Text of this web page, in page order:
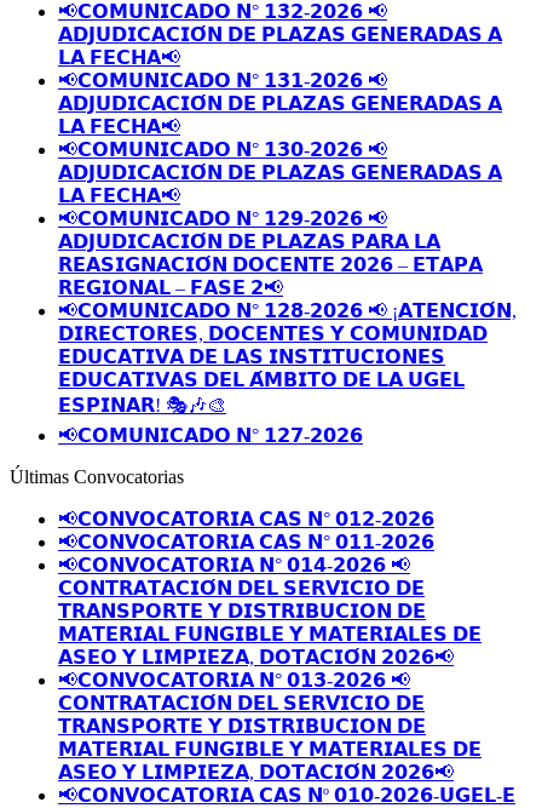
📢𝗖𝗢𝗠𝗨𝗡𝗜𝗖𝗔𝗗𝗢 𝗡° 𝟭𝟯𝟮-𝟮𝟬𝟮𝟲 📢
𝗔𝗗𝗝𝗨𝗗𝗜𝗖𝗔𝗖𝗜𝗢́𝗡 𝗗𝗘 𝗣𝗟𝗔𝗭𝗔𝗦 𝗚𝗘𝗡𝗘𝗥𝗔𝗗𝗔𝗦 𝗔
𝗟𝗔 𝗙𝗘𝗖𝗛𝗔📢
📢𝗖𝗢𝗠𝗨𝗡𝗜𝗖𝗔𝗗𝗢 𝗡° 𝟭𝟯𝟭-𝟮𝟬𝟮𝟲 📢
𝗔𝗗𝗝𝗨𝗗𝗜𝗖𝗔𝗖𝗜𝗢́𝗡 𝗗𝗘 𝗣𝗟𝗔𝗭𝗔𝗦 𝗚𝗘𝗡𝗘𝗥𝗔𝗗𝗔𝗦 𝗔
𝗟𝗔 𝗙𝗘𝗖𝗛𝗔📢
📢𝗖𝗢𝗠𝗨𝗡𝗜𝗖𝗔𝗗𝗢 𝗡° 𝟭𝟯𝟬-𝟮𝟬𝟮𝟲 📢
𝗔𝗗𝗝𝗨𝗗𝗜𝗖𝗔𝗖𝗜𝗢́𝗡 𝗗𝗘 𝗣𝗟𝗔𝗭𝗔𝗦 𝗚𝗘𝗡𝗘𝗥𝗔𝗗𝗔𝗦 𝗔
𝗟𝗔 𝗙𝗘𝗖𝗛𝗔📢
📢𝗖𝗢𝗠𝗨𝗡𝗜𝗖𝗔𝗗𝗢 𝗡° 𝟭𝟮𝟵-𝟮𝟬𝟮𝟲 📢
𝗔𝗗𝗝𝗨𝗗𝗜𝗖𝗔𝗖𝗜𝗢́𝗡 𝗗𝗘 𝗣𝗟𝗔𝗭𝗔𝗦 𝗣𝗔𝗥𝗔 𝗟𝗔
𝗥𝗘𝗔𝗦𝗜𝗚𝗡𝗔𝗖𝗜𝗢́𝗡 𝗗𝗢𝗖𝗘𝗡𝗧𝗘 𝟮𝟬𝟮𝟲 – 𝗘𝗧𝗔𝗣𝗔
𝗥𝗘𝗚𝗜𝗢𝗡𝗔𝗟 – 𝗙𝗔𝗦𝗘 𝟮📢
📢𝗖𝗢𝗠𝗨𝗡𝗜𝗖𝗔𝗗𝗢 𝗡° 𝟭𝟮𝟴-𝟮𝟬𝟮𝟲 📢 ¡𝗔𝗧𝗘𝗡𝗖𝗜𝗢́𝗡,
𝗗𝗜𝗥𝗘𝗖𝗧𝗢𝗥𝗘𝗦, 𝗗𝗢𝗖𝗘𝗡𝗧𝗘𝗦 𝗬 𝗖𝗢𝗠𝗨𝗡𝗜𝗗𝗔𝗗
𝗘𝗗𝗨𝗖𝗔𝗧𝗜𝗩𝗔 𝗗𝗘 𝗟𝗔𝗦 𝗜𝗡𝗦𝗧𝗜𝗧𝗨𝗖𝗜𝗢𝗡𝗘𝗦
𝗘𝗗𝗨𝗖𝗔𝗧𝗜𝗩𝗔𝗦 𝗗𝗘𝗟 𝗔́𝗠𝗕𝗜𝗧𝗢 𝗗𝗘 𝗟𝗔 𝗨𝗚𝗘𝗟
𝗘𝗦𝗣𝗜𝗡𝗔𝗥! 🎭🎶🎨
📢𝗖𝗢𝗠𝗨𝗡𝗜𝗖𝗔𝗗𝗢 𝗡° 𝟭𝟮𝟳-𝟮𝟬𝟮𝟲
Últimas Convocatorias
📢𝗖𝗢𝗡𝗩𝗢𝗖𝗔𝗧𝗢𝗥𝗜𝗔 𝗖𝗔𝗦 𝗡° 𝟬𝟭𝟮-𝟮𝟬𝟮𝟲
📢𝗖𝗢𝗡𝗩𝗢𝗖𝗔𝗧𝗢𝗥𝗜𝗔 𝗖𝗔𝗦 𝗡° 𝟬𝟭𝟭-𝟮𝟬𝟮𝟲
📢𝗖𝗢𝗡𝗩𝗢𝗖𝗔𝗧𝗢𝗥𝗜𝗔 𝗡° 𝟬𝟭𝟰-𝟮𝟬𝟮𝟲 📢
𝗖𝗢𝗡𝗧𝗥𝗔𝗧𝗔𝗖𝗜𝗢́𝗡 𝗗𝗘𝗟 𝗦𝗘𝗥𝗩𝗜𝗖𝗜𝗢 𝗗𝗘
𝗧𝗥𝗔𝗡𝗦𝗣𝗢𝗥𝗧𝗘 𝗬 𝗗𝗜𝗦𝗧𝗥𝗜𝗕𝗨𝗖𝗜𝗢𝗡 𝗗𝗘
𝗠𝗔𝗧𝗘𝗥𝗜𝗔𝗟 𝗙𝗨𝗡𝗚𝗜𝗕𝗟𝗘 𝗬 𝗠𝗔𝗧𝗘𝗥𝗜𝗔𝗟𝗘𝗦 𝗗𝗘
𝗔𝗦𝗘𝗢 𝗬 𝗟𝗜𝗠𝗣𝗜𝗘𝗭𝗔, 𝗗𝗢𝗧𝗔𝗖𝗜𝗢́𝗡 𝟮𝟬𝟮𝟲📢
📢𝗖𝗢𝗡𝗩𝗢𝗖𝗔𝗧𝗢𝗥𝗜𝗔 𝗡° 𝟬𝟭𝟯-𝟮𝟬𝟮𝟲 📢
𝗖𝗢𝗡𝗧𝗥𝗔𝗧𝗔𝗖𝗜𝗢́𝗡 𝗗𝗘𝗟 𝗦𝗘𝗥𝗩𝗜𝗖𝗜𝗢 𝗗𝗘
𝗧𝗥𝗔𝗡𝗦𝗣𝗢𝗥𝗧𝗘 𝗬 𝗗𝗜𝗦𝗧𝗥𝗜𝗕𝗨𝗖𝗜𝗢𝗡 𝗗𝗘
𝗠𝗔𝗧𝗘𝗥𝗜𝗔𝗟 𝗙𝗨𝗡𝗚𝗜𝗕𝗟𝗘 𝗬 𝗠𝗔𝗧𝗘𝗥𝗜𝗔𝗟𝗘𝗦 𝗗𝗘
𝗔𝗦𝗘𝗢 𝗬 𝗟𝗜𝗠𝗣𝗜𝗘𝗭𝗔, 𝗗𝗢𝗧𝗔𝗖𝗜𝗢́𝗡 𝟮𝟬𝟮𝟲📢
📢𝗖𝗢𝗡𝗩𝗢𝗖𝗔𝗧𝗢𝗥𝗜𝗔 𝗖𝗔𝗦 𝗡º 𝟬𝟭𝟬-𝟮𝟬𝟮𝟲-𝗨𝗚𝗘𝗟-𝗘